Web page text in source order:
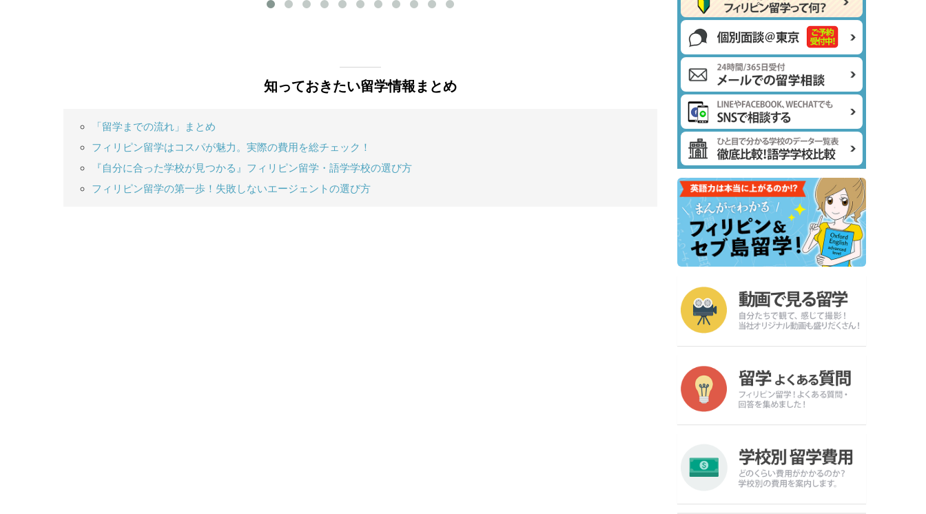
知っておきたい留学情報まとめ
「留学までの流れ」まとめ
フィリピン留学はコスパが魅力。実際の費用を総チェック！
『自分に合った学校が見つかる』フィリピン留学・語学学校の選び方
フィリピン留学の第一歩！失敗しないエージェントの選び方